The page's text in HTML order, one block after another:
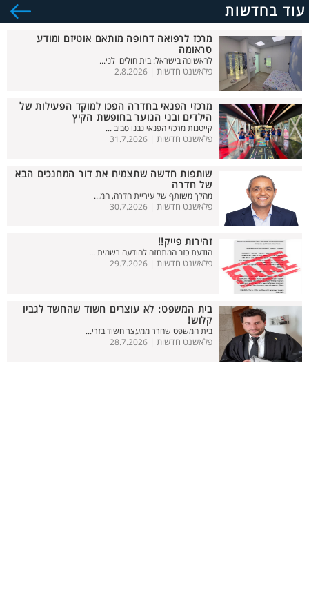
עוד בחדשות
מרכז לרפואה דחופה מותאם אוטיזם ומודע
טראומה
לראשונה בישראל: בית חולים לני...
פלאשנט חדשות | 2.8.2026
מרכזי הפנאי בחדרה הפכו למוקד הפעילות של
הילדים ובני הנוער בחופשת הקיץ
קייטנות מרכזי הפנאי נבנו סביב ...
פלאשנט חדשות | 31.7.2026
שותפות חדשה שתצמיח את דור המחנכים הבא
של חדרה
מהלך משותף של עיריית חדרה, המ...
פלאשנט חדשות | 30.7.2026
זהירות פייק!!
הודעת כזב המתחזה להודעה רשמית ...
פלאשנט חדשות | 29.7.2026
בית המשפט: לא עוצרים חשוד שהחשד לגביו
קלוש!
בית המשפט שחרר ממעצר חשוד בזרי...
פלאשנט חדשות | 28.7.2026